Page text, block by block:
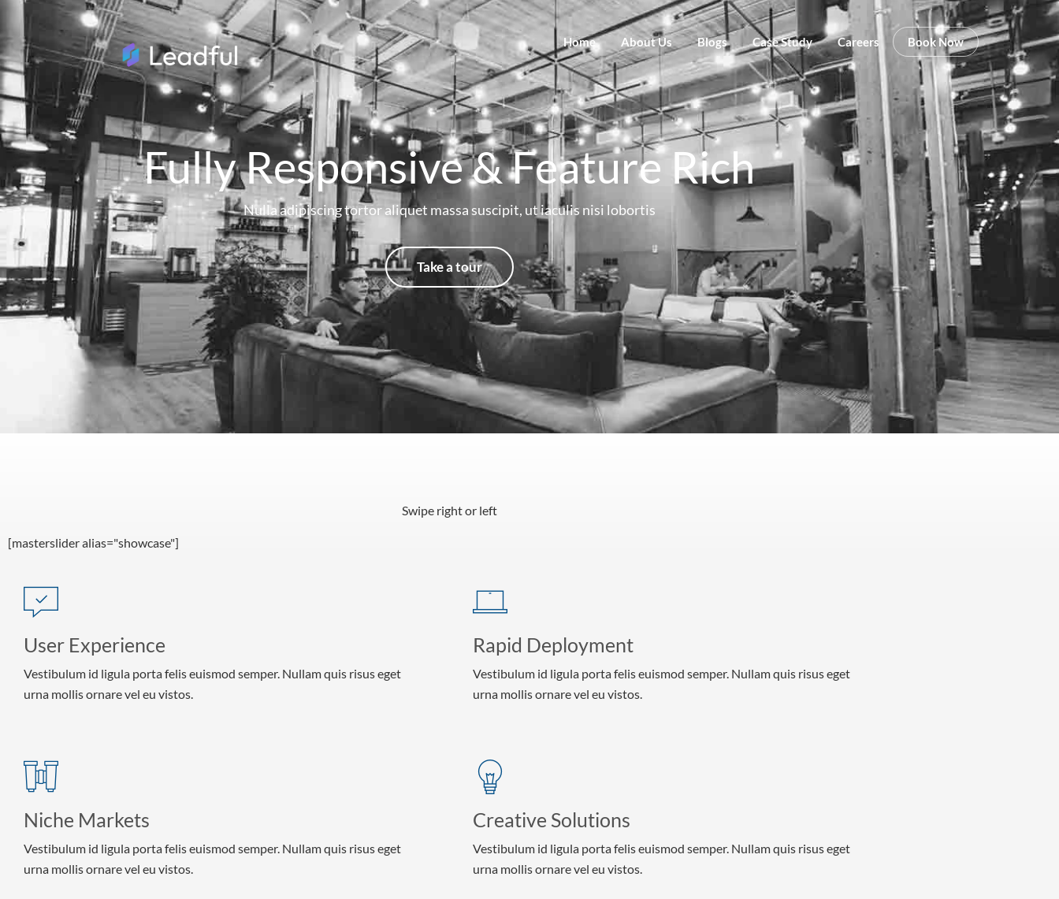
Home About Us Blogs Case Study Careers Book Now
Fully Responsive & Feature Rich
Nulla adipiscing tortor aliquet massa suscipit, ut iaculis nisi lobortis
Take a tour
Swipe right or left
[masterslider alias="showcase"]
User Experience
Vestibulum id ligula porta felis euismod semper. Nullam quis risus eget
urna mollis ornare vel eu vistos.
Rapid Deployment
Vestibulum id ligula porta felis euismod semper. Nullam quis risus eget
urna mollis ornare vel eu vistos.
Niche Markets
Vestibulum id ligula porta felis euismod semper. Nullam quis risus eget
urna mollis ornare vel eu vistos.
Creative Solutions
Vestibulum id ligula porta felis euismod semper. Nullam quis risus eget
urna mollis ornare vel eu vistos.